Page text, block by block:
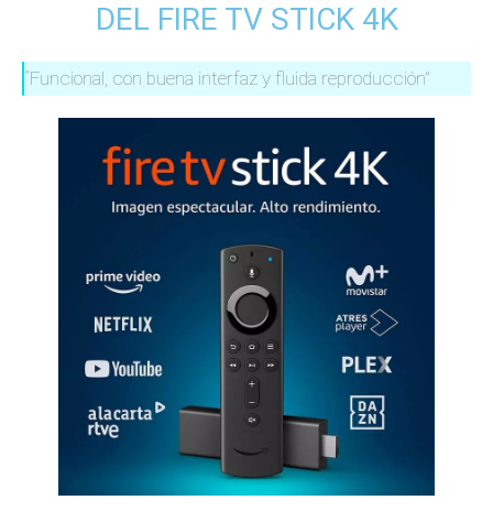
DEL FIRE TV STICK 4K
“Funcional, con buena interfaz y fluida reproducción”